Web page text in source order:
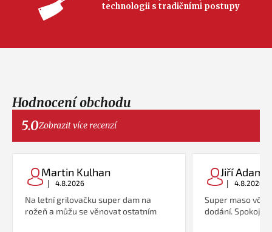
technologii s tradičními postupy
Hodnocení obchodu
5.0Zobrazit více recenzí
Martin Kulhan
| 4.8.2026
Na letní grilovačku super dam na
rožeň a můžu se věnovat ostatním
Jiří
| 4.8.2026
Super maso
dodání.